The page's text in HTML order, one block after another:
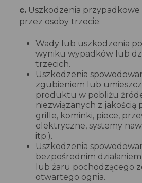
c.Uszkodzenia przypadkowe
przez osoby trzecie:
Wady lub uszkodzenia
wyniku wypadków lub
trzecich.
Uszkodzenia
zgubieniem lub
produktu w pobliżu
niezwiązanych z
grille, kominki, piece,
elektryczne, systemy
itp.).
Uszkodzenia
bezpośrednim działaniem
lub żaru pochodzącego
otwartego ognia.